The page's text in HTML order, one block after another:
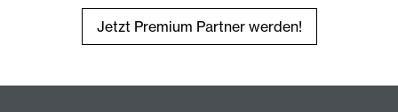
Jetzt Premium Partner werden!